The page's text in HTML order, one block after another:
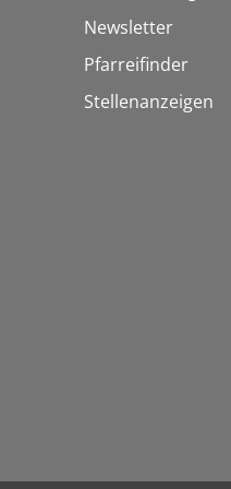
Newsletter
Pfarreifinder
Stellenanzeigen